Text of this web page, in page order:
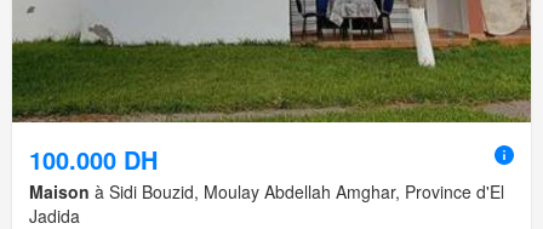
100.000 DH
Maison à Sidi Bouzid, Moulay Abdellah Amghar, Province d'El
Jadida